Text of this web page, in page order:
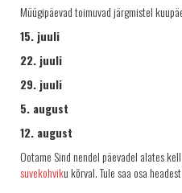
Müügipäevad toimuvad järgmistel
15. juuli
22. juuli
29. juuli
5. august
12. august
Ootame Sind nendel päevadel alates kell
suvekohviku kõrval. Tule saa osa